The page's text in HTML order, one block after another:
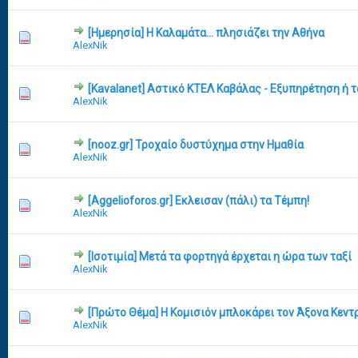
[Ημερησία] Η Καλαμάτα... πλησιάζει την Αθήνα
AlexNik
12 Vote(s) - 3.58 out of 5 in Average
12345
[Kavalanet] Αστικό ΚΤΕΛ Καβάλας - Εξυπηρέτηση ή
AlexNik
10 Vote(s) - 2.4 out of 5 in Average
12345
[nooz.gr] Τροχαίο δυστύχημα στην Ημαθία
AlexNik
10 Vote(s) - 2.8 out of 5 in Average
12345
[Aggelioforos.gr] Εκλεισαν (πάλι) τα Τέμπη!
AlexNik
9 Vote(s) - 1.89 out of 5 in Average
12345
[Ισοτιμία] Μετά τα φορτηγά έρχεται η ώρα των ταξί
AlexNik
11 Vote(s) - 2.82 out of 5 in Average
1 2345
[Πρώτο Θέμα] Η Κομισιόν μπλοκάρει τον Άξονα
AlexNik
11 Vote(s) - 2.36 out of 5 in Average
12345